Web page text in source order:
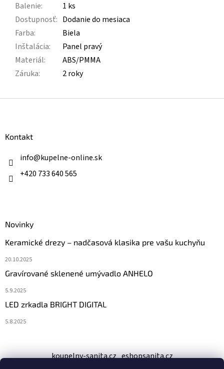
Balenie:
1 ks
Dostupnosť: Dodanie do mesiaca
Farba:
Biela
Inštalácia:
Panel pravý
Materiál:
ABS/PMMA
Záruka: 2 roky
Kontakt
info@kupelne-online.sk
+420 733 640 565
Novinky
Keramické drezy – nadčasová klasika pre vašu kuchyňu
20.10.2025
Gravírované sklenené umývadlo ANHELO
5.9.2025
LED zrkadla BRIGHT DIGITAL
5.8.2025
koupelny-sanita.cz eshopsanita.cz